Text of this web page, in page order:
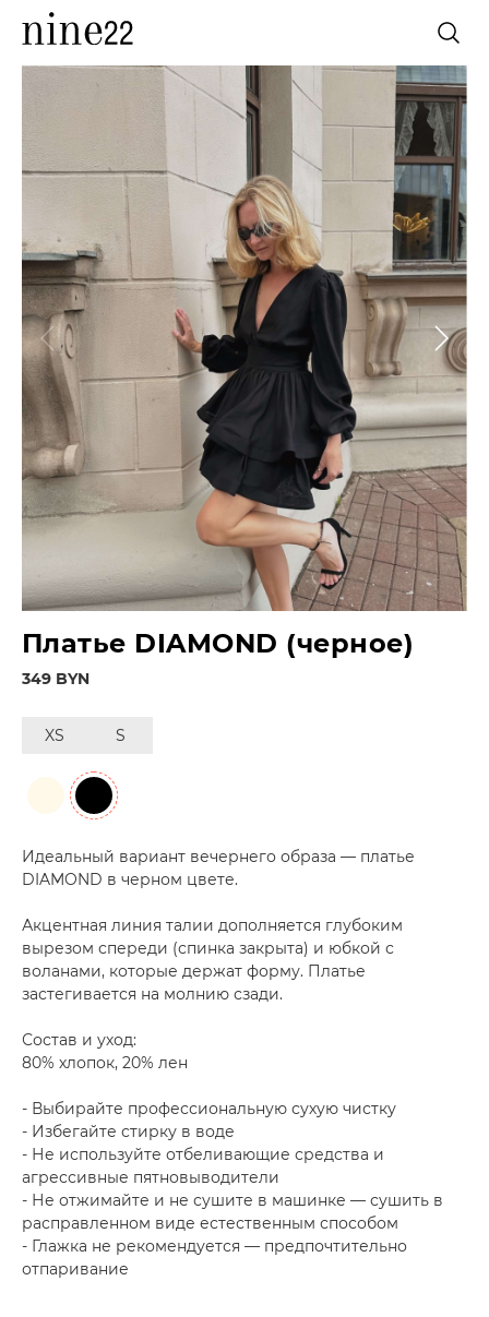
Платье DIAMOND (черное)
349 BYN
XS S
Идеальный вариант вечернего образа — платье
DIAMOND в черном цвете.
Акцентная линия талии дополняется глубоким
вырезом спереди (спинка закрыта) и юбкой с
воланами, которые держат форму. Платье
застегивается на молнию сзади.
Состав и уход:
80% хлопок, 20% лен
- Выбирайте профессиональную сухую чистку
- Избегайте стирку в воде
- Не используйте отбеливающие средства и
агрессивные пятновыводители
- Не отжимайте и не сушите в машинке — сушить в
расправленном виде естественным способом
- Глажка не рекомендуется — предпочтительно
отпаривание